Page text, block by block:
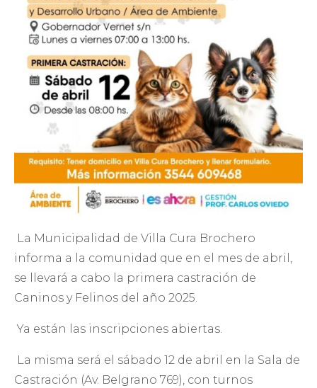
La Municipalidad de Villa Cura Brochero
informa a la comunidad que en el mes de abril,
se llevará a cabo la primera castración de
Caninos y Felinos del año 2025.
Ya están las inscripciones abiertas.
La misma será el sábado 12 de abril en la Sala de
Castración (Av. Belgrano 769), con turnos